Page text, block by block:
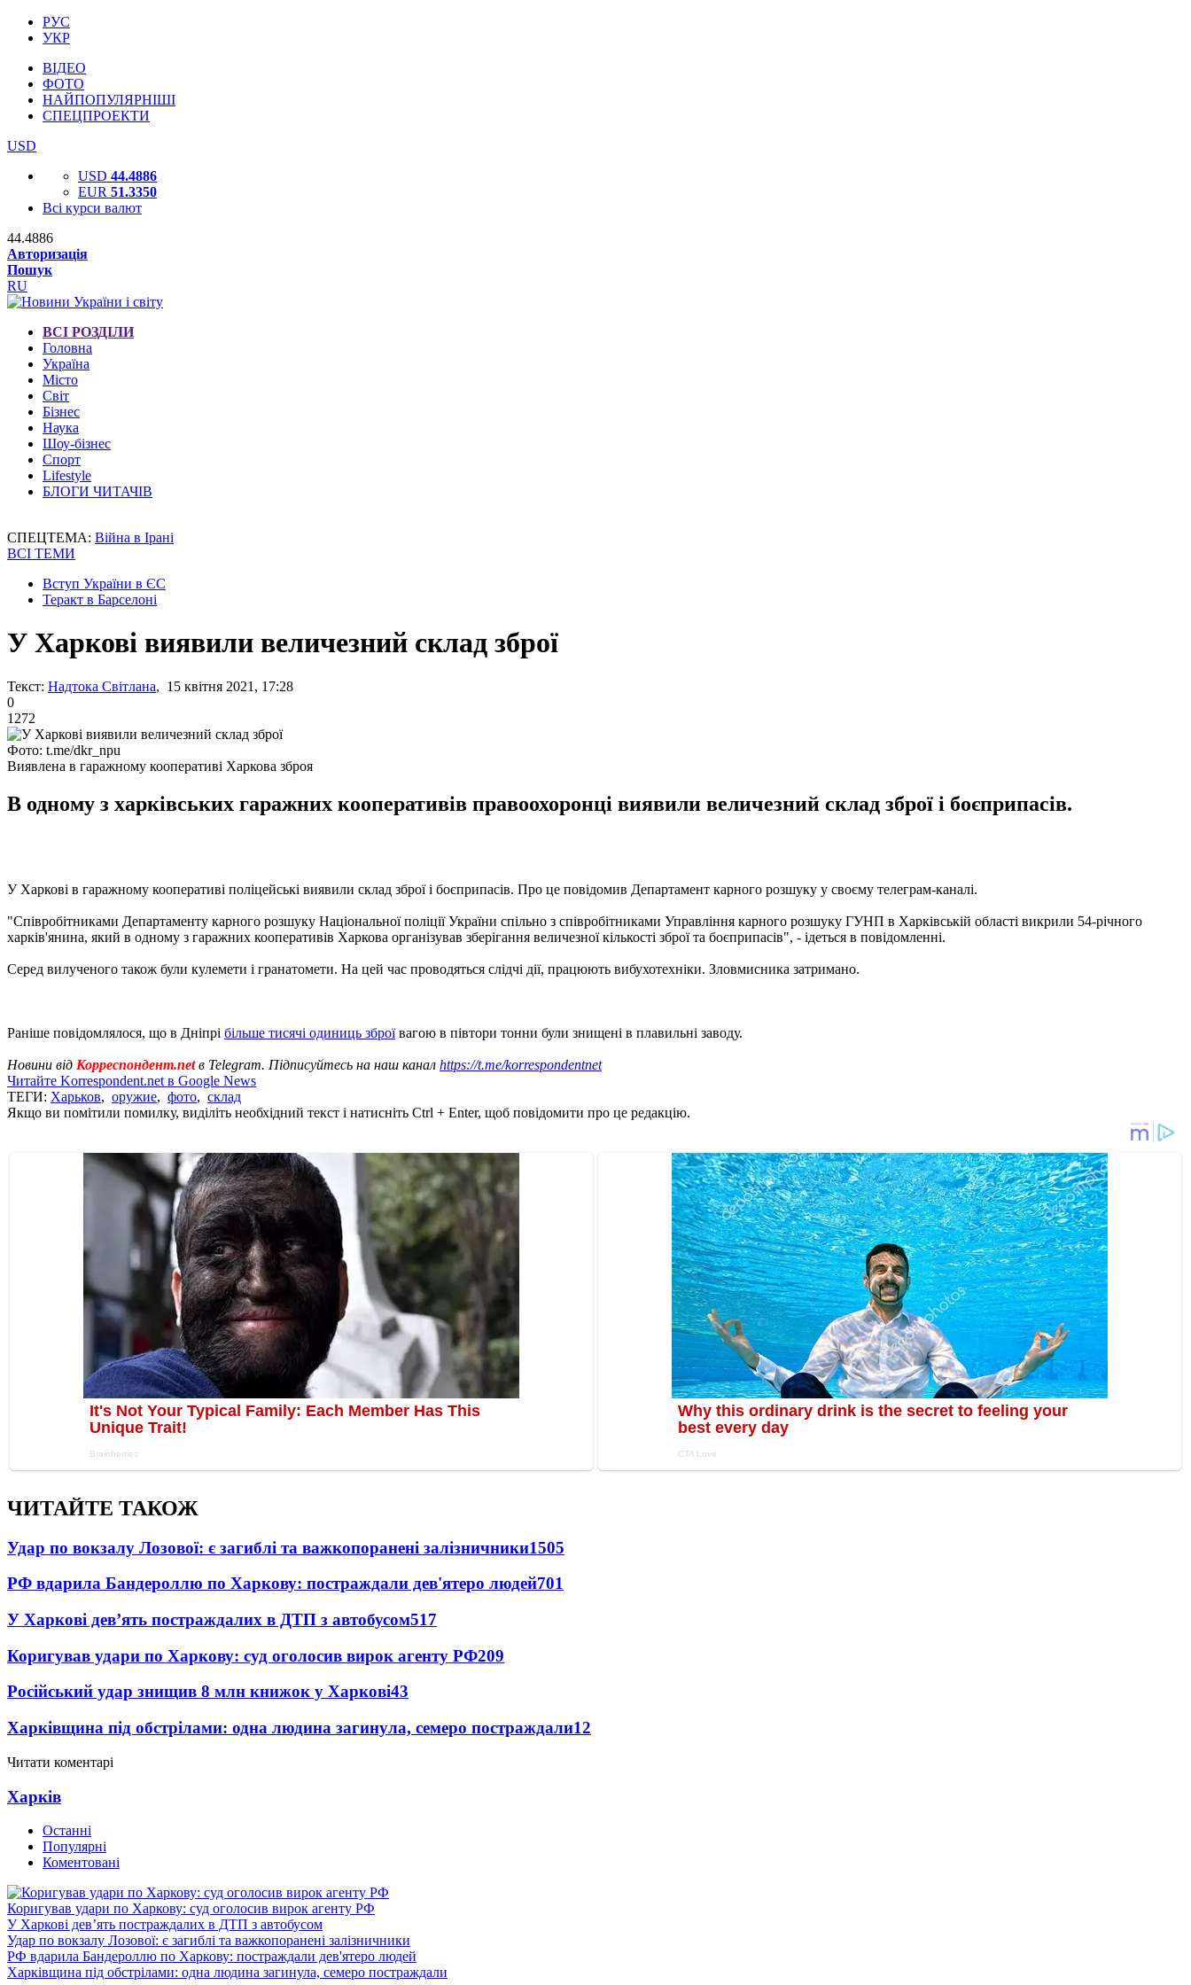
РУС
УКР
ВІДЕО
ФОТО
НАЙПОПУЛЯРНІШІ
СПЕЦПРОЕКТИ
USD
USD 44.4886
EUR 51.3350
Всі курси валют
44.4886
Авторизація
Пошук
RU
ВСІ РОЗДІЛИ
Головна
Україна
Місто
Світ
Бізнес
Наука
Шоу-бізнес
Спорт
Lifestyle
БЛОГИ ЧИТАЧІВ
СПЕЦТЕМА: Війна в Ірані
ВСІ ТЕМИ
Вступ України в ЄС
Теракт в Барселоні
У Харкові виявили величезний склад зброї
Текст: Надтока Світлана, 15 квітня 2021, 17:28
0
1272
Фото: t.me/dkr_npu
Виявлена в гаражному кооперативі Харкова зброя
В одному з харківських гаражних кооперативів правоохоронці виявили величезний склад зброї і боєприпасів.
У Харкові в гаражному кооперативі поліцейські виявили склад зброї і боєприпасів. Про це повідомив Департамент карного розшуку у своєму телеграм-каналі.
"Співробітниками Департаменту карного розшуку Національної поліції України спільно з співробітниками Управління карного розшуку ГУНП в Харківській області викрили 54-річного
харків'янина, який в одному з гаражних кооперативів Харкова організував зберігання величезної кількості зброї та боєприпасів", - ідеться в повідомленні.
Серед вилученого також були кулемети і гранатомети. На цей час проводяться слідчі дії, працюють вибухотехніки. Зловмисника затримано.
Раніше повідомлялося, що в Дніпрі більше тисячі одиниць зброївагою в півтори тонни були знищені в плавильні заводу.
Новини від Корреспондент.netв Telegram. Підписуйтесь на наш канал https://t.me/korrespondentnet
Читайте Korrespondent.net в Google News
ТЕГИ: Харьков, оружие, фото, склад
Якщо ви помітили помилку, виділіть необхідний текст і натисніть Ctrl + Enter, щоб повідомити про це редакцію.
ЧИТАЙТЕ ТАКОЖ
Удар по вокзалу Лозової: є загиблі та важкопоранені залізничники1505
РФ вдарила Бандероллю по Харкову: постраждали дев'ятеро людей701
У Харкові дев’ять постраждалих в ДТП з автобусом517
Коригував удари по Харкову: суд оголосив вирок агенту РФ209
Російський удар знищив 8 млн книжок у Харкові43
Харківщина під обстрілами: одна людина загинула, семеро постраждали12
Читати коментарі
Харків
Останні
Популярні
Коментовані
Коригував удари по Харкову: суд оголосив вирок агенту РФ
У Харкові дев’ять постраждалих в ДТП з автобусом
Удар по вокзалу Лозової: є загиблі та важкопоранені залізничники
РФ вдарила Бандероллю по Харкову: постраждали дев'ятеро людей
Харківщина під обстрілами: одна людина загинула, семеро постраждали